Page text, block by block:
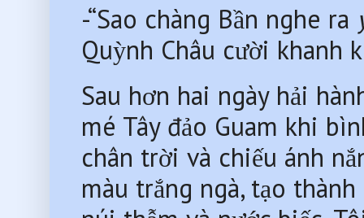
-“Sao chàng Bần nghe ra
Quỳnh Châu cười khanh
Sau hơn hai ngày hải
mé Tây đảo Guam khi
chân trời và chiếu ánh
màu trắng ngà, tạo